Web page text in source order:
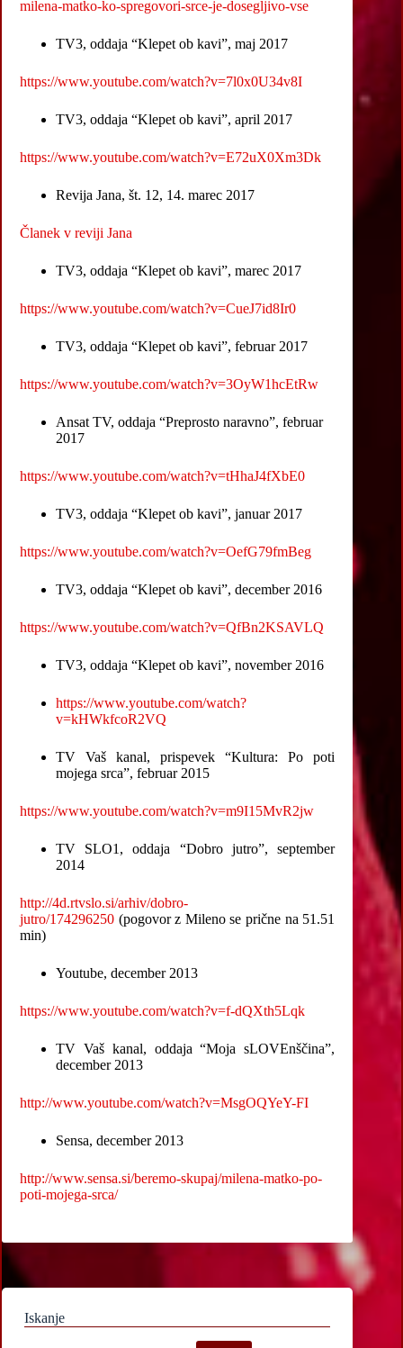
milena-matko-ko-spregovori-srce-je-dosegljivo-vse
TV3, oddaja “Klepet ob kavi”, maj 2017
https://www.youtube.com/watch?v=7l0x0U34v8I
TV3, oddaja “Klepet ob kavi”, april 2017
https://www.youtube.com/watch?v=E72uX0Xm3Dk
Revija Jana, št. 12, 14. marec 2017
Članek v reviji Jana
TV3, oddaja “Klepet ob kavi”, marec 2017
https://www.youtube.com/watch?v=CueJ7id8Ir0
TV3, oddaja “Klepet ob kavi”, februar 2017
https://www.youtube.com/watch?v=3OyW1hcEtRw
Ansat TV, oddaja “Preprosto naravno”, februar
2017
https://www.youtube.com/watch?v=tHhaJ4fXbE0
TV3, oddaja “Klepet ob kavi”, januar 2017
https://www.youtube.com/watch?v=OefG79fmBeg
TV3, oddaja “Klepet ob kavi”, december 2016
https://www.youtube.com/watch?v=QfBn2KSAVLQ
TV3, oddaja “Klepet ob kavi”, november 2016
https://www.youtube.com/watch?
v=kHWkfcoR2VQ
TV Vaš kanal, prispevek “Kultura: Po poti
mojega srca”, februar 2015
https://www.youtube.com/watch?v=m9I15MvR2jw
TV SLO1, oddaja “Dobro jutro”, september
2014
http://4d.rtvslo.si/arhiv/dobro-
jutro/174296250 (pogovor z Mileno se prične na 51.51
min)
Youtube, december 2013
https://www.youtube.com/watch?v=f-dQXth5Lqk
TV Vaš kanal, oddaja “Moja sLOVEnščina”,
december 2013
http://www.youtube.com/watch?v=MsgOQYeY-FI
Sensa, december 2013
http://www.sensa.si/beremo-skupaj/milena-matko-po-
poti-mojega-srca/
Iskanje